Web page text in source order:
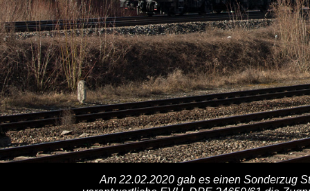
Am 22.02.2020 gab es einen Sonderzug